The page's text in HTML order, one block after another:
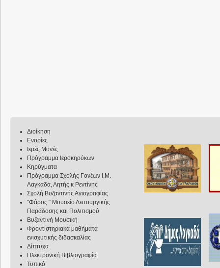
Διοίκηση
Ενορίες
Ιερές Μονές
Πρόγραμμα Ιεροκηρύκων
Κηρύγματα
Πρόγραμμα Σχολής Γονέων Ι.Μ.
Λαγκαδά, Λητής κ Ρεντίνης
Σχολή Βυζαντινής Αγιογραφίας
¨Φάρος ¨ Μουσείο Λειτουργικής
Παράδοσης και Πολιτισμού
Βυζαντινή Μουσική
Φροντιστηριακά μαθήματα
ενισχυτικής διδασκαλίας
Δίπτυχα
Ηλεκτρονική Βιβλιογραφία
Τυπικό